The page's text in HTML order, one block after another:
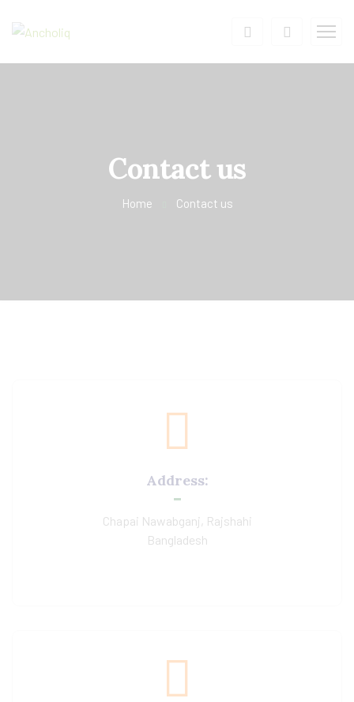
Contact us
Home Contact us
Address:
Chapai Nawabganj, Rajshahi
Bangladesh